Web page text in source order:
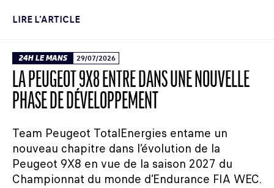
LIRE L'ARTICLE
24H LE MANS 29/07/2026
LA PEUGEOT 9X8 ENTRE DANS UNE NOUVELLE
PHASE DE DÉVELOPPEMENT
Team Peugeot TotalEnergies entame un
nouveau chapitre dans l’évolution de la
Peugeot 9X8 en vue de la saison 2027 du
Championnat du monde d’Endurance FIA WEC.